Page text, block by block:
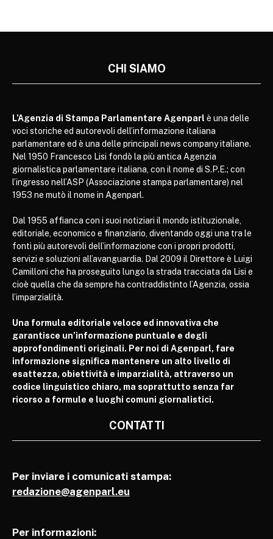
CHI SIAMO
L’Agenzia di Stampa Parlamentare Agenparl è una delle
voci storiche ed autorevoli dell’informazione italiana
parlamentare ed è una delle principali news company italiane.
Nel 1950 Francesco Lisi fondò la più antica Agenzia
giornalistica parlamentare italiana, con il nome di S.P.E.; con
l’ingresso nell’ASP (Associazione stampa parlamentare) nel
1953 ne mutò il nome in Agenparl.
Dal 1955 affianca con i suoi notiziari il mondo istituzionale,
editoriale, economico e finanziario, diventando oggi una tra le
fonti più autorevoli dell’informazione con i propri prodotti,
servizi e soluzioni all’avanguardia. Dal 2009 il Direttore è Luigi
Camilloni che ha proseguito lungo la strada tracciata da Lisi e
cioè quella che da sempre ha contraddistinto l’Agenzia, ossia
l’imparzialità.
Una formula editoriale veloce ed innovativa che
garantisce un’informazione puntuale e degli
approfondimenti originali. Per noi di Agenparl, fare
informazione significa mantenere un alto livello di
esattezza, obiettività e imparzialità, attraverso un
codice linguistico chiaro, ma soprattutto senza far
ricorso a formule e luoghi comuni giornalistici.
CONTATTI
Per inviare i comunicati stampa:
redazione@agenparl.eu
Per informazioni: